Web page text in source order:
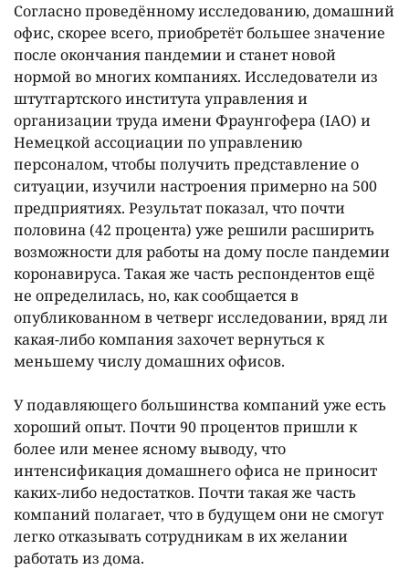
Согласно проведëнному исследованию, домашний
офис, скорее всего, приобретëт большее значение
после окончания пандемии и станет новой
нормой во многих компаниях. Исследователи из
штутгартского института управления и
организации труда имени Фраунгофера (IAO) и
Немецкой ассоциации по управлению
персоналом, чтобы получить представление о
ситуации, изучили настроения примерно на 500
предприятиях. Результат показал, что почти
половина (42 процента) уже решили расширить
возможности для работы на дому после пандемии
коронавируса. Такая же часть респондентов ещë
не определилась, но, как сообщается в
опубликованном в четверг исследовании, вряд ли
какая-либо компания захочет вернуться к
меньшему числу домашних офисов.
У подавляющего большинства компаний уже есть
хороший опыт. Почти 90 процентов пришли к
более или менее ясному выводу, что
интенсификация домашнего офиса не приносит
каких-либо недостатков. Почти такая же часть
компаний полагает, что в будущем они не смогут
легко отказывать сотрудникам в их желании
работать из дома.